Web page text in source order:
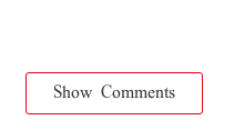
Show Comments